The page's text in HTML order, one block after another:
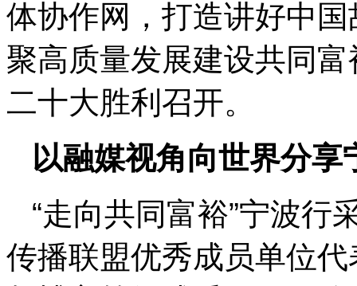
体协作网，打造讲好中
聚高质量发展建设共同
二十大胜利召开。
以融媒视角向世界分享
“走向共同富裕”宁波行
传播联盟优秀成员单位